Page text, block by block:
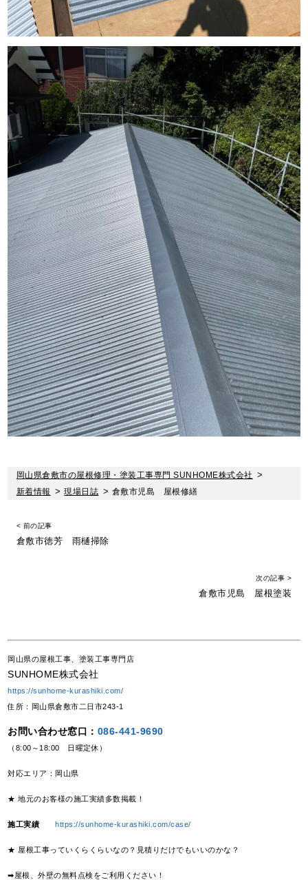
岡山県倉敷市の屋根修理・塗装工事専門 SUNHOME株式会社 >
新着情報 >現場日誌 > 倉敷市児島 屋根修繕
< 前の記事
倉敷市徳芳 雨樋掃除
次の記事 >
倉敷市児島 屋根塗装
岡山県の屋根工事、塗装工事専門店
SUNHOME株式会社
https://sunhome-kurashiki.com/
住所：岡山県倉敷市二日市243-1
お問い合わせ窓口： 086-441-9690
（8:00～18:00 日曜定休）
対応エリア：岡山県
★ 地元のお客様の施工実績多数掲載！
施工実績 https://sunhome-kurashiki.com/case/
★ 屋根工事っていくらくらいなの？見積りだけでもいいのかな？
➡屋根、外壁の無料点検をご利用ください！